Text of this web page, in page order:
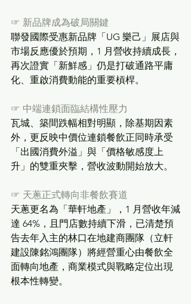
☞ 新品牌成為破局關鍵
聯發國際受惠新品牌「UG 樂己」展店與
市場反應優於預期，1 月營收持續成長，
再次證實「新鮮感」仍是打破通路平庸
化、重啟消費動能的重要槓桿。
☞ 中端連鎖面臨結構性壓力
瓦城、築間跌幅相對明顯，除基期因素
外，更反映中價位連鎖餐飲正同時承受
「出國消費外溢」與「價格敏感度上
升」的雙重夾擊，營收波動開始放大。
☞ 天蔥正式轉向非餐飲賽道
天蔥更名為「華軒地產」，1 月營收年減
達 64%，且門店數持續下滑，已清楚預
告去年入主的林口在地建商團隊（立軒
建設陳銘鴻團隊）將經營重心由餐飲全
面轉向地產，商業模式與戰略定位出現
根本性轉變。